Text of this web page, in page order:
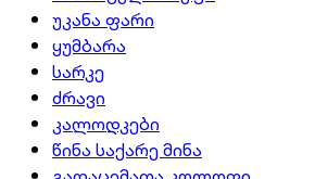
უკანა ფარი
ყუმბარა
სარკე
ძრავი
კალოდკები
წინა საქარე მინა